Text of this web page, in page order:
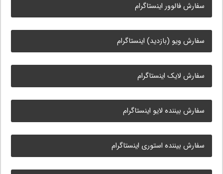
سفارش فالوور اینستاگرام
سفارش ویو (بازدید) اینستاگرام
سفارش لایک اینستاگرام
سفارش بیننده لایو اینستاگرام
سفارش بیننده استوری اینستاگرام